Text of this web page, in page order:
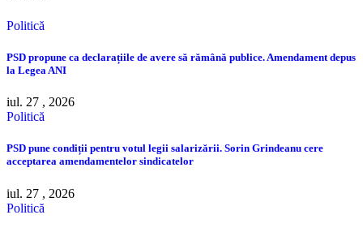
Politică
PSD propune ca declarațiile de avere să rămână publice. Amendament depus
la Legea ANI
iul. 27 , 2026
Politică
PSD pune condiții pentru votul legii salarizării. Sorin Grindeanu cere
acceptarea amendamentelor sindicatelor
iul. 27 , 2026
Politică